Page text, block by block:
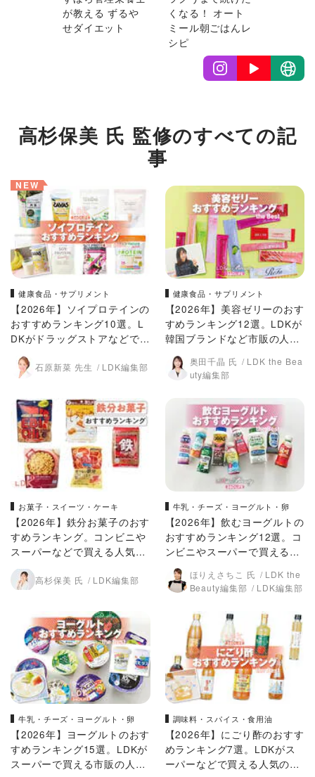
が教える ずるや
せダイエット
くなる！ オート
ミール朝ごはんレ
シピ
高杉保美 氏 監修のすべての記
事
NEW
健康食品・サプリメント
【2026年】ソイプロテインの
おすすめランキング10選。L
DKがドラッグストアなどで買
える人気商品を比較
石原新菜 先生 LDK編集部
健康食品・サプリメント
【2026年】美容ゼリーのおす
すめランキング12選。LDKが
韓国ブランドなど市販の人気
商品を比較
奥田千晶 氏
LDK the Bea
uty編集部
お菓子・スイーツ・ケーキ
【2026年】鉄分お菓子のおす
すめランキング。コンビニや
スーパーなどで買える人気商
品をLDKがプロと比較
高杉保美 氏 LDK編集部
牛乳・チーズ・ヨーグルト・卵
【2026年】飲むヨーグルトの
おすすめランキング12選。コ
ンビニやスーパーで買える人
気商品をLDKが比較
ほりえさちこ 氏
LDK the
Beauty編集部
LDK編集部
牛乳・チーズ・ヨーグルト・卵
【2026年】ヨーグルトのおす
すめランキング15選。LDKが
スーパーで買える市販の人気
調味料・スパイス・食用油
【2026年】にごり酢のおすす
めランキング7選。LDKがス
ーパーなどで買える人気の市